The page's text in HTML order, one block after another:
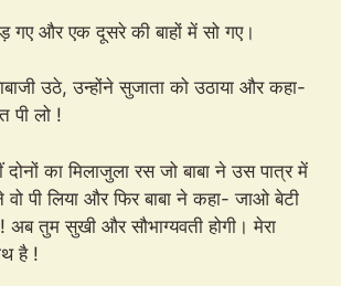
गए और एक दूसरे की बाहों में सो गए।
उठे, उन्होंने सुजाता को उठाया और कहा-
पी लो !
का मिलाजुला रस जो बाबा ने उस पात्र में
वो पी लिया और फिर बाबा ने कहा- जाओ बेटी
तुम सुखी और सौभाग्यवती होगी। मेरा
है !